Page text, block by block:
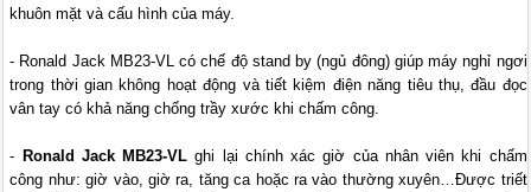
khuôn mặt và cấu hình của máy.
- Ronald Jack MB23-VL có chế độ stand by (ngủ đông) giúp máy nghỉ ngơi
trong thời gian không hoạt động và tiết kiệm điện năng tiêu thụ, đầu đọc
vân tay có khả năng chống trầy xước khi chấm công.
- Ronald Jack MB23-VL ghi lại chính xác giờ của nhân viên khi chấm
công như: giờ vào, giờ ra, tăng ca hoặc ra vào thường xuyên…Được triết